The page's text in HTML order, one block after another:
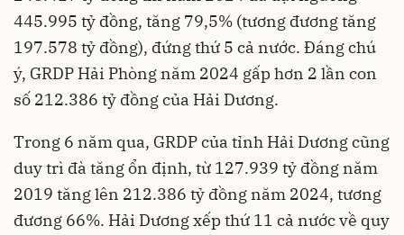
445.995 tỷ đồng, tăng 79,5% (tương đương tăng
197.578 tỷ đồng), đứng thứ 5 cả nước. Đáng chú
ý, GRDP Hải Phòng năm 2024 gấp hơn 2 lần con
số 212.386 tỷ đồng của Hải Dương.
Trong 6 năm qua, GRDP của tỉnh Hải Dương cũng
duy trì đà tăng ổn định, từ 127.939 tỷ đồng năm
2019 tăng lên 212.386 tỷ đồng năm 2024, tương
đương 66%. Hải Dương xếp thứ 11 cả nước về quy